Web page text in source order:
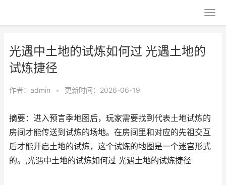
光遇中土地的试炼如何过 光遇土地的
试炼捷径
作者： admin • 更新时间：2026-06-19
摘要：进入预言季地图后，玩家需要找到代表土地试炼的
房间才能传送到试炼的场地。在房间里和对应的先祖交互
后才能开启土地的试炼，这个试炼的地图是一个迷宫形式
的。,光遇中土地的试炼如何过 光遇土地的试炼捷径